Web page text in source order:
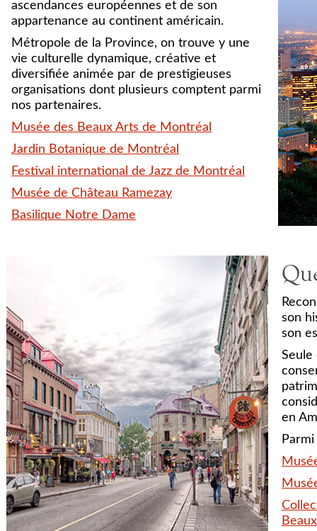
ascendances européennes et de son
appartenance au continent américain.
Métropole de la Province, on trouve y une
vie culturelle dynamique, créative et
diversifiée animée par de prestigieuses
organisations dont plusieurs comptent parmi
nos partenaires.
Musée des Beaux Arts de Montréal
Jardin Botanique de Montréal
Festival international de Jazz de Montréal
Musée de Château Ramezay
Basilique Notre Dame
son
son
Seule
en